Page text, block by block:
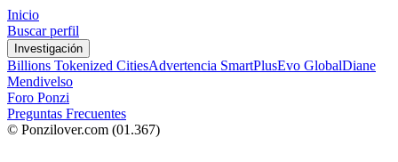
Inicio
Buscar perfil
Investigación
Billions Tokenized CitiesAdvertencia SmartPlusEvo GlobalDiane
Mendivelso
Foro Ponzi
Preguntas Frecuentes
© Ponzilover.com (01.367)